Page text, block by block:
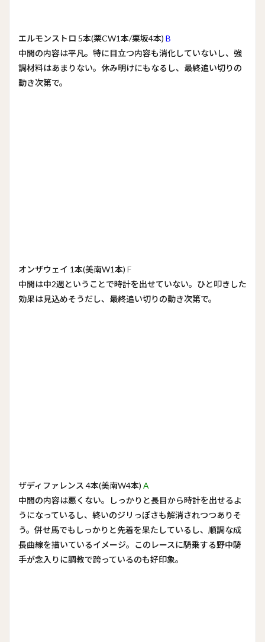
エルモンストロ 5本(栗CW1本/栗坂4本) B
中間の内容は平凡。特に目立つ内容も消化していないし、強
調材料はあまりない。休み明けにもなるし、最終追い切りの
動き次第で。
オンザウェイ 1本(美南W1本) F
中間は中2週ということで時計を出せていない。ひと叩きした
効果は見込めそうだし、最終追い切りの動き次第で。
ザディファレンス 4本(美南W4本) A
中間の内容は悪くない。しっかりと長目から時計を出せるよ
うになっているし、終いのジリっぽさも解消されつつありそ
う。併せ馬でもしっかりと先着を果たしているし、順調な成
長曲線を描いているイメージ。このレースに騎乗する野中騎
手が念入りに調教で跨っているのも好印象。